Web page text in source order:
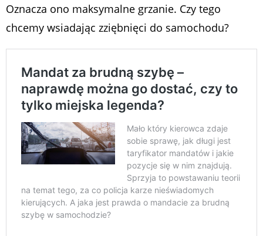
Oznacza ono maksymalne grzanie. Czy tego
chcemy wsiadając zziębnięci do samochodu?